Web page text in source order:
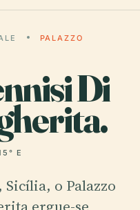
PALAZZO
Di
E
o Palazzo